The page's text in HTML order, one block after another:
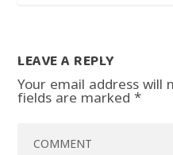
LEAVE A REPLY
Your email address will
fields are marked*